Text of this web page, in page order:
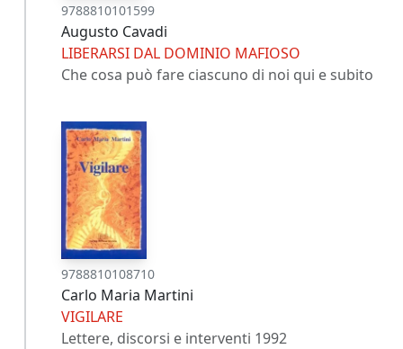
9788810101599
Augusto Cavadi
LIBERARSI DAL DOMINIO MAFIOSO
Che cosa può fare ciascuno di noi qui e subito
9788810108710
Carlo Maria Martini
VIGILARE
Lettere, discorsi e interventi 1992